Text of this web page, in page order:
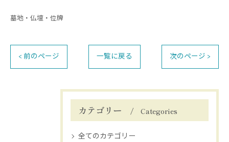
墓地・仏壇・位牌
< 前のページ 一覧に戻る 次のページ >
カテゴリー Categories
全てのカテゴリー